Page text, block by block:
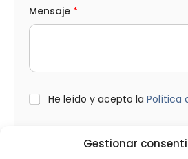
Gestionar
Mensaje *
L
He leído y acepto la Política